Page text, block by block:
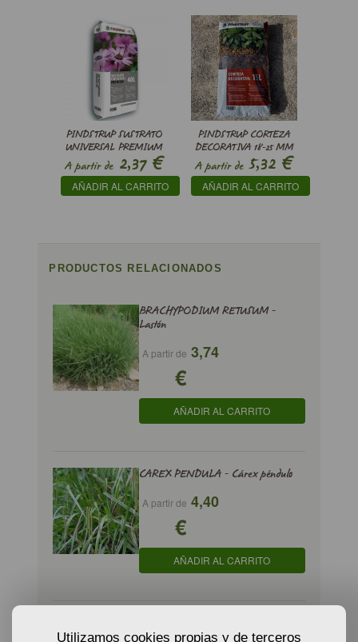
PINDSTRUP SUSTRATO
UNIVERSAL PREMIUM
A partir de2,37€
AÑADIR AL CARRITO
PINDSTRUP CORTEZA
DECORATIVA 18-25 MM
A partir de5,32 €
AÑADIR AL CARRITO
PRODUCTOS RELACIONADOS
BRACHYPODIUM RETUSUM -
Lastón
A partir de 3,74
€
AÑADIR AL CARRITO
CAREX PENDULA - Cárex péndulo
A partir de 4,40
€
AÑADIR AL CARRITO
Utilizamos cookies propias y de terceros